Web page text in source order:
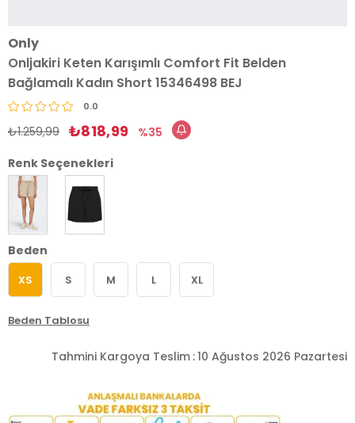
Only
Onljakiri Keten Karışımlı Comfort Fit Belden
Bağlamalı Kadın Short 15346498 BEJ
0.0
₺1.259,99 ₺818,99
35
Renk Seçenekleri
Beden
XS S M L XL
Beden Tablosu
Tahmini Kargoya Teslim :10 Ağustos 2026 Pazartesi